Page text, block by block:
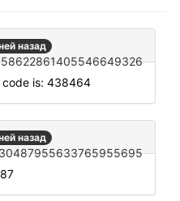
назад
58622861405546649326
code is: 438464
назад